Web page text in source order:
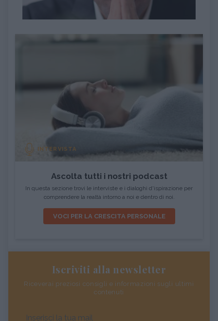
INTERVISTA
Ascolta tutti i nostri podcast
In questa sezione trovi le interviste e i dialoghi d'ispirazione per
comprendere la realtà intorno a noi e dentro di noi.
VOCI PER LA CRESCITA PERSONALE
Iscriviti alla newsletter
Riceverai preziosi consigli e informazioni sugli ultimi
contenuti